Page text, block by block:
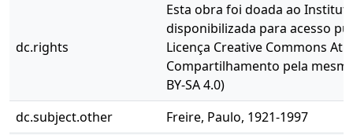
dc.rights
Esta obra foi doada ao
disponibilizada para acesso
Licença Creative Commons
Compartilhamento pela
BY-SA 4.0)
dc.subject.other
Freire, Paulo, 1921-1997